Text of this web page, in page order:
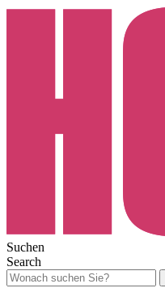
Suchen
Search